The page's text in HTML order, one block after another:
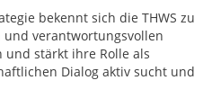
bekennt sich die THWS zu
verantwortungsvollen
und stärkt ihre Rolle als
Dialog aktiv sucht und